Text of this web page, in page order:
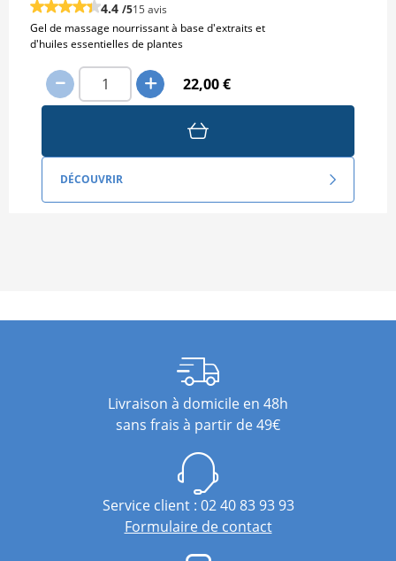
4.4 /515 avis
Gel de massage nourrissant à base d'extraits et
d'huiles essentielles de plantes
22,00 €
DÉCOUVRIR
Livraison à domicile en 48h
sans frais à partir de 49€
Service client : 02 40 83 93 93
Formulaire de contact